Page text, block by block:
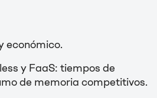
económico.
y FaaS: tiempos de
de memoria competitivos.